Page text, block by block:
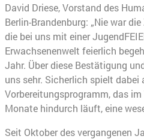
David Driese, Vorstand des
Berlin-Brandenburg: „Nie war
die bei uns mit einer
Erwachsenenwelt feierlich
Jahr. Über diese Bestätigung
uns sehr. Sicherlich spielt dabei
Vorbereitungsprogramm, das
Monate hindurch läuft, eine
Seit Oktober des vergangenen